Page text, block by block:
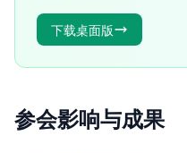
下载桌面版
参会影响与成果